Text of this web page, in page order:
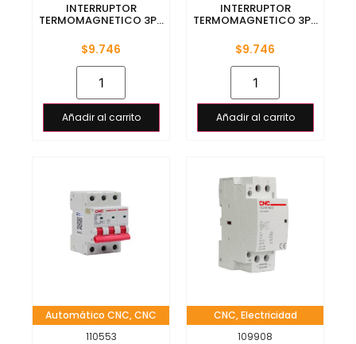
INTERRUPTOR
TERMOMAGNETICO 3P...
$9.746
Añadir al carrito
INTERRUPTOR
TERMOMAGNETICO 3P...
$9.746
Añadir al carrito
Automático CNC,CNC
110553
CNC,Electricidad
109908